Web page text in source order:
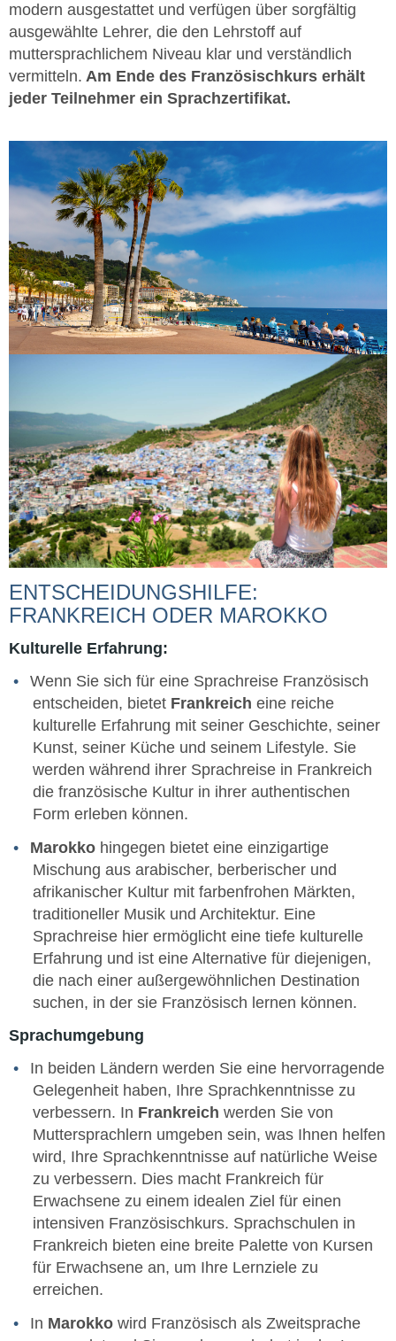
modern ausgestattet und verfügen über sorgfältig
ausgewählte Lehrer, die den Lehrstoff auf
muttersprachlichem Niveau klar und verständlich
vermitteln. Am Ende des Französischkurs erhält
jeder Teilnehmer ein Sprachzertifikat.
ENTSCHEIDUNGSHILFE:
FRANKREICH ODER MAROKKO
Kulturelle Erfahrung:
Wenn Sie sich für eine Sprachreise Französisch
entscheiden, bietet Frankreich eine reiche
kulturelle Erfahrung mit seiner Geschichte, seiner
Kunst, seiner Küche und seinem Lifestyle. Sie
werden während ihrer Sprachreise in Frankreich
die französische Kultur in ihrer authentischen
Form erleben können.
Marokko hingegen bietet eine einzigartige
Mischung aus arabischer, berberischer und
afrikanischer Kultur mit farbenfrohen Märkten,
traditioneller Musik und Architektur. Eine
Sprachreise hier ermöglicht eine tiefe kulturelle
Erfahrung und ist eine Alternative für diejenigen,
die nach einer außergewöhnlichen Destination
suchen, in der sie Französisch lernen können.
Sprachumgebung
In beiden Ländern werden Sie eine hervorragende
Gelegenheit haben, Ihre Sprachkenntnisse zu
verbessern. In Frankreich werden Sie von
Muttersprachlern umgeben sein, was Ihnen helfen
wird, Ihre Sprachkenntnisse auf natürliche Weise
zu verbessern. Dies macht Frankreich für
Erwachsene zu einem idealen Ziel für einen
intensiven Französischkurs. Sprachschulen in
Frankreich bieten eine breite Palette von Kursen
für Erwachsene an, um Ihre Lernziele zu
erreichen.
In Marokko wird Französisch als Zweitsprache